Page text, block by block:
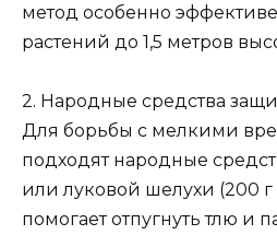
метод особенно
растений до 1,5 метров
2. Народные средства
Для борьбы с мелкими
подходят народные
или луковой шелухи (200 г
помогает отпугнуть тлю и